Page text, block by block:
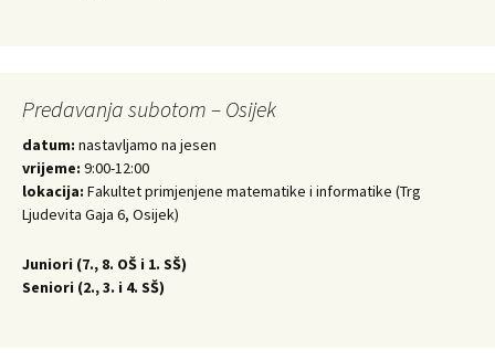
Predavanja subotom – Osijek
datum: nastavljamo na jesen
vrijeme: 9:00-12:00
lokacija: Fakultet primjenjene matematike i informatike (Trg
Ljudevita Gaja 6, Osijek)
Juniori (7., 8. OŠ i 1. SŠ)
Seniori (2., 3. i 4. SŠ)